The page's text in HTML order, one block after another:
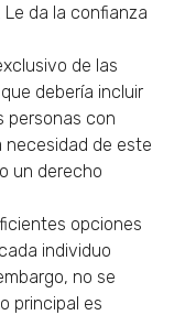
da la confianza
de las
debería incluir
personas con
necesidad de este
un derecho
opciones
individuo
no se
principal es